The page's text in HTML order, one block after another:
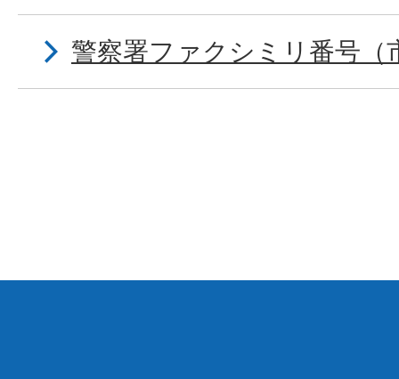
警察署ファクシミリ番号（